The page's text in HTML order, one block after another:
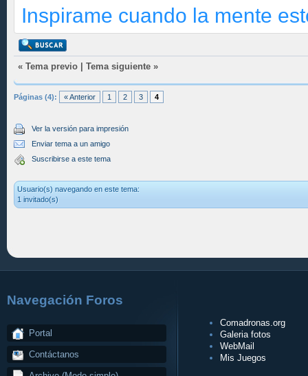
Inspirame cuando la mente
« Tema previo Tema siguiente »
Páginas (4): « Anterior 1 2 3 4
Ver la versión para impresión
Enviar tema a un amigo
Suscribirse a este tema
Usuario(s) navegando en este tema:
1 invitado(s)
Navegación Foros
Portal
Contáctanos
Comadronas.org
Galeria fotos
WebMail
Mis Juegos